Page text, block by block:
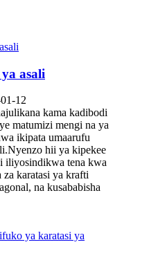
asali
12
kama kadibodi
matumizi mengi na ya
ikipata umaarufu
hii ya kipekee
iliyosindikwa tena kwa
za karatasi ya krafti
na kusababisha